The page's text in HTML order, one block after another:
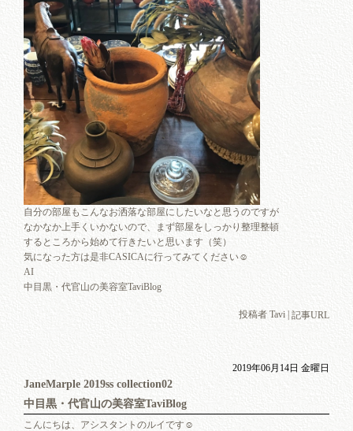
自分の部屋もこんなお洒落な部屋にしたいなと思うのですが
なかなか上手くいかないので、まず部屋をしっかり整理整頓
するところから始めて行きたいと思います（笑）
気になった方は是非CASICAに行ってみてください☺︎
AI
中目黒・代官山の美容室TaviBlog
投稿者 Tavi | 記事URL
2019年06月14日 金曜日
JaneMarple 2019ss collection02
中目黒・代官山の美容室TaviBlog
こんにちは、アシスタントのルイです☺︎